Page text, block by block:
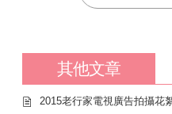
其他文章
2015老行家電視廣告拍攝花